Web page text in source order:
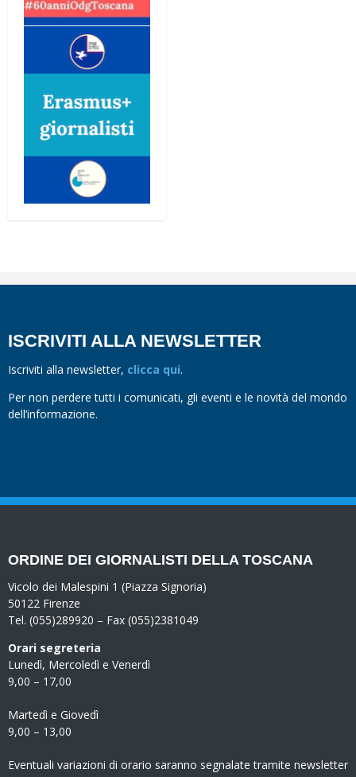
ISCRIVITI ALLA NEWSLETTER
Iscriviti alla newsletter, clicca qui.
Per non perdere tutti i comunicati, gli eventi e le novità del mondo
dell’informazione.
ORDINE DEI GIORNALISTI DELLA TOSCANA
Vicolo dei Malespini 1 (Piazza Signoria)
50122 Firenze
Tel. (055)289920 – Fax (055)2381049
Orari segreteria
Lunedì, Mercoledì e Venerdì
9,00 – 17,00
Martedì e Giovedì
9,00 – 13,00
Eventuali variazioni di orario saranno segnalate tramite newsletter